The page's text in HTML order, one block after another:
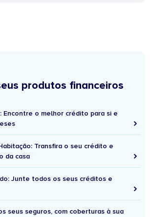
produtos financeiros
Encontre o melhor crédito para si e
Transfira o seu crédito e
da casa
Junte todos os seus créditos e
seus seguros, com coberturas à sua